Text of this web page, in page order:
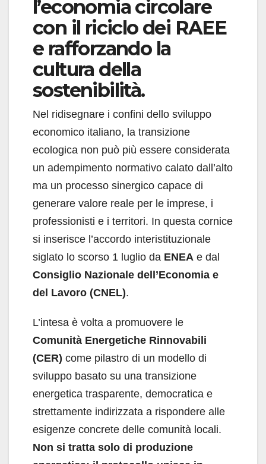
l’economia circolare
con il riciclo dei RAEE
e rafforzando la
cultura della
sostenibilità.
Nel ridisegnare i confini dello sviluppo
economico italiano, la transizione
ecologica non può più essere considerata
un adempimento normativo calato dall’alto
ma un processo sinergico capace di
generare valore reale per le imprese, i
professionisti e i territori. In questa cornice
si inserisce l’accordo interistituzionale
siglato lo scorso 1 luglio da ENEA e dal
Consiglio Nazionale dell’Economia e
del Lavoro (CNEL).
L’intesa è volta a promuovere le
Comunità Energetiche Rinnovabili
(CER) come pilastro di un modello di
sviluppo basato su una transizione
energetica trasparente, democratica e
strettamente indirizzata a rispondere alle
esigenze concrete delle comunità locali.
Non si tratta solo di produzione